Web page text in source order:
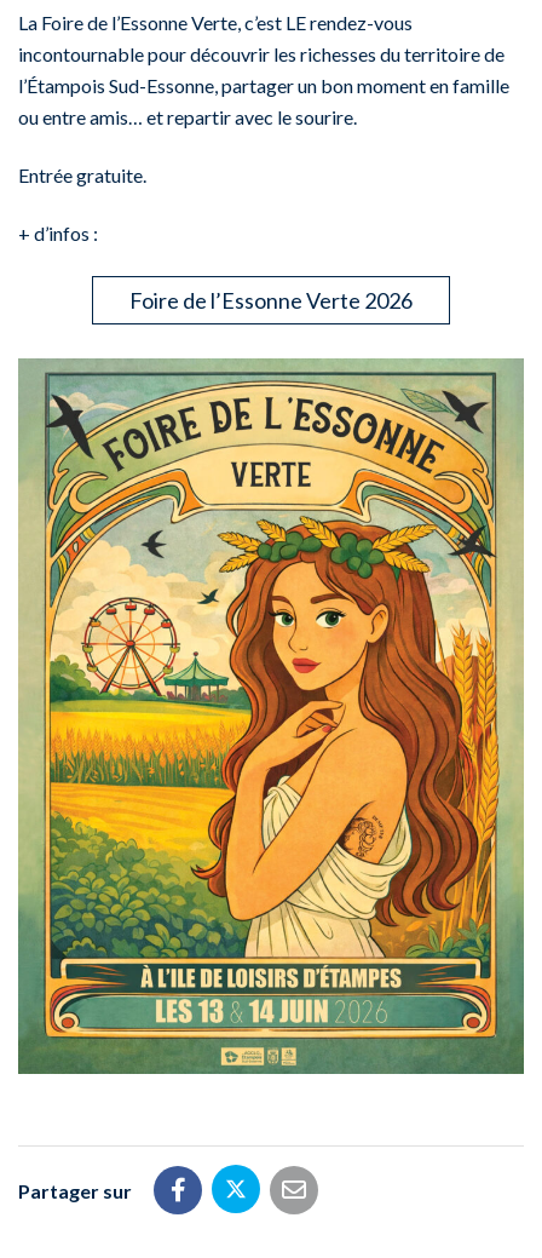
La Foire de l’Essonne Verte, c’est LE rendez-vous
incontournable pour découvrir les richesses du territoire de
l’Étampois Sud-Essonne, partager un bon moment en famille
ou entre amis… et repartir avec le sourire.
Entrée gratuite.
+ d’infos :
Foire de l’Essonne Verte 2026
Partager sur Partager sur Facebook
Partager sur Twitter
Partager par email